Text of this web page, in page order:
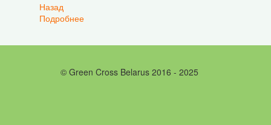
Назад
Подробнее
© Green Cross Belarus 2016 - 2025